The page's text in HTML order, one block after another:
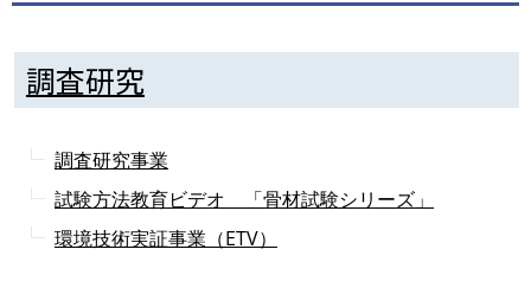
調査研究
調査研究事業
試験方法教育ビデオ 「骨材試験シリーズ」
環境技術実証事業（ETV）